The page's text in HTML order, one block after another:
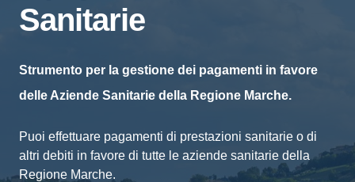
Sanitarie
Strumento per la gestione dei pagamenti in favore
delle Aziende Sanitarie della Regione Marche.
Puoi effettuare pagamenti di prestazioni sanitarie o di
altri debiti in favore di tutte le aziende sanitarie della
Regione Marche.